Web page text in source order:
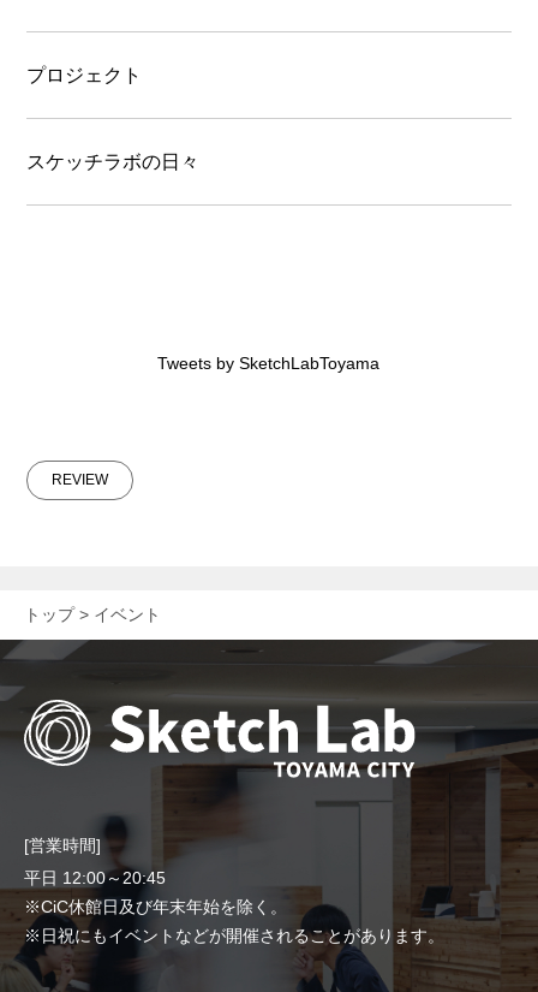
プロジェクト
スケッチラボの日々
Tweets by SketchLabToyama
REVIEW
トップ イベント
[営業時間]
平日 12:00～20:45
※CiC休館日及び年末年始を除く。
※日祝にもイベントなどが開催されることがあります。